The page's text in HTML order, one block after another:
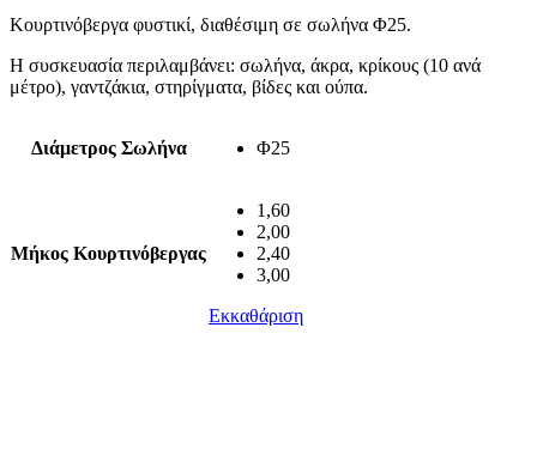
Κουρτινόβεργα φυστικί, διαθέσιμη σε σωλήνα Φ25.
Η συσκευασία περιλαμβάνει: σωλήνα, άκρα, κρίκους (10 ανά
μέτρο), γαντζάκια, στηρίγματα, βίδες και ούπα.
Διάμετρος Σωλήνα Φ25
Μήκος Κουρτινόβεργας
1,60
2,00
2,40
3,00
Εκκαθάριση